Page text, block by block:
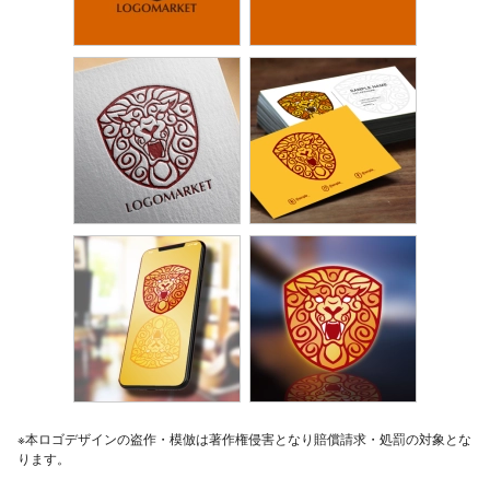
※本ロゴデザインの盗作・模倣は著作権侵害となり賠償請求・処罰の対象とな
ります。